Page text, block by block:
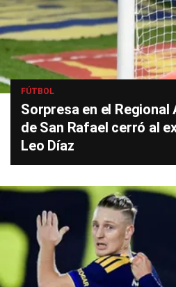
FÚTBOL
Sorpresa en el Regional
de San Rafael cerró al
Leo Díaz